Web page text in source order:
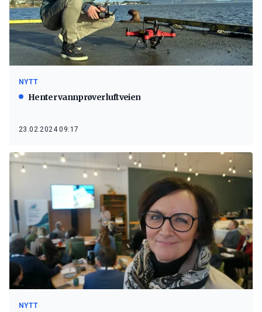
NYTT
Henter vannprøver luftveien
23.02.2024 09:17
NYTT